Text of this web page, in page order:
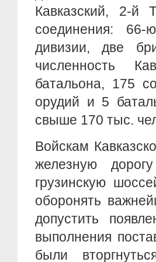
Кавказский, 2-й
соединения:
дивизии, две
численность
батальона, 175
орудий и 5
свыше 170 тыс.
Войскам
железную
грузинскую
оборонять
допустить
выполнения
были